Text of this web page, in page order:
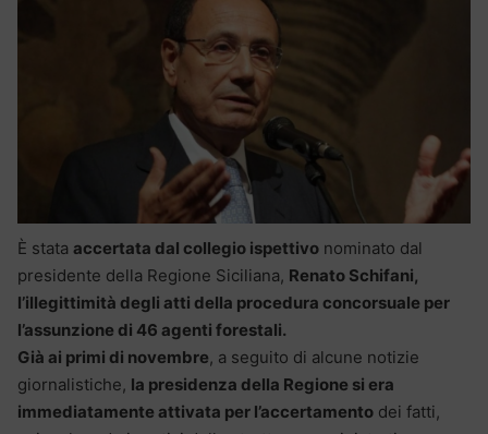
È stata accertata dal collegio ispettivo nominato dal
presidente della Regione Siciliana, Renato Schifani,
l’illegittimità degli atti della procedura concorsuale per
l’assunzione di 46 agenti forestali.
Già ai primi di novembre, a seguito di alcune notizie
giornalistiche, la presidenza della Regione si era
immediatamente attivata per l’accertamento dei fatti,